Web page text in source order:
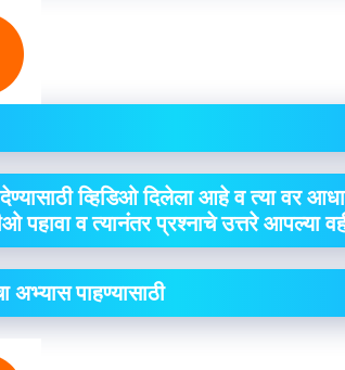
व्हिडिओ दिलेला आहे व त्या वर
पहावा व त्यानंतर प्रश्नाचे उत्तरे आपल्या
अभ्यास पाहण्यासाठी